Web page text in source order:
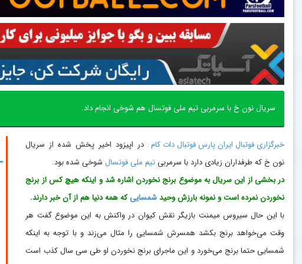
سریال نون خ با سرمربی تیم ملی فوتسال هم شوخی انجام داد.
خبرگزاری فوتبال ایران پارس فوتبال دات کام : در اپیزود اخیر پخش شده از سریال
نون خ که طرفداران زیادی دارد با سرمربیتیم ملی فوتسال شوخی شده بود.
در بخشی از این سریال به موضوع برنج نخوردن اشاره شد و اینکه هیچ کس از برنج
نخوردن نمرده است و نمونه بارزش وحیدشمساییکه همه دنیا هم از آن خبر دارند.
با این حال سیروس میمنت بازیگر نقش کیوان در واکنش به این موضوع گفت هر
وقت می‌خواهد برنج بکشد همسرش شمسایی را مثال می‌زند و با توجه به اینکه
شمسایی حتما برنج می‌خورد و این ماجرای برنج نخوردن او طی سی سال کذب است